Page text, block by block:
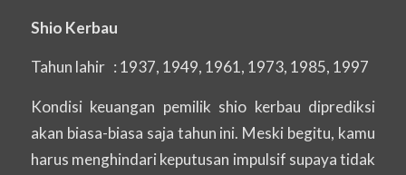
Shio Kerbau
Tahun lahir : 1937, 1949, 1961, 1973, 1985, 1997
Kondisi keuangan pemilik shio kerbau diprediksi
akan biasa-biasa saja tahun ini. Meski begitu, kamu
harus menghindari keputusan impulsif supaya tidak